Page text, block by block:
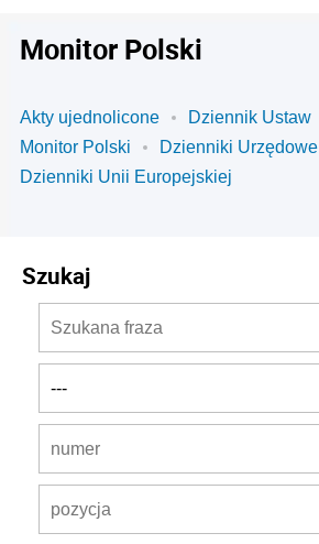
Monitor Polski
Akty ujednolicone
Dziennik Ustaw
Monitor Polski
Dzienniki Urzędowe
Dzienniki Unii Europejskiej
Szukaj